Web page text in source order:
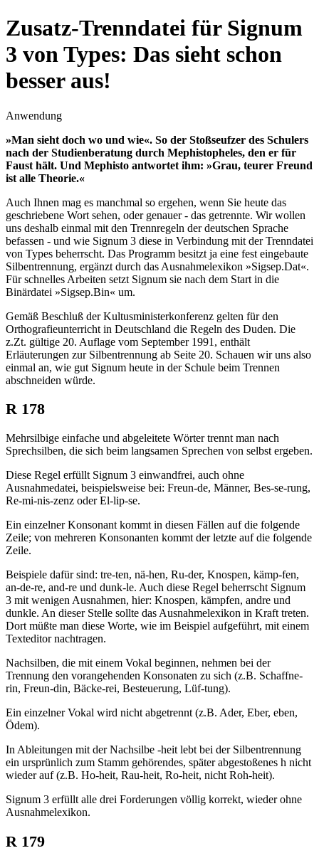
Zusatz-Trenndatei für Signum
3 von Types: Das sieht schon
besser aus!
Anwendung
»Man sieht doch wo und wie«. So der Stoßseufzer des Schulers
nach der Studienberatung durch Mephistopheles, den er für
Faust hält. Und Mephisto antwortet ihm: »Grau, teurer Freund
ist alle Theorie.«
Auch Ihnen mag es manchmal so ergehen, wenn Sie heute das
geschriebene Wort sehen, oder genauer - das getrennte. Wir wollen
uns deshalb einmal mit den Trennregeln der deutschen Sprache
befassen - und wie Signum 3 diese in Verbindung mit der Trenndatei
von Types beherrscht. Das Programm besitzt ja eine fest eingebaute
Silbentrennung, ergänzt durch das Ausnahmelexikon »Sigsep.Dat«.
Für schnelles Arbeiten setzt Signum sie nach dem Start in die
Binärdatei »Sigsep.Bin« um.
Gemäß Beschluß der Kultusministerkonferenz gelten für den
Orthografieunterricht in Deutschland die Regeln des Duden. Die
z.Zt. gültige 20. Auflage vom September 1991, enthält
Erläuterungen zur Silbentrennung ab Seite 20. Schauen wir uns also
einmal an, wie gut Signum heute in der Schule beim Trennen
abschneiden würde.
R 178
Mehrsilbige einfache und abgeleitete Wörter trennt man nach
Sprechsilben, die sich beim langsamen Sprechen von selbst ergeben.
Diese Regel erfüllt Signum 3 einwandfrei, auch ohne
Ausnahmedatei, beispielsweise bei: Freun-de, Männer, Bes-se-rung,
Re-mi-nis-zenz oder El-lip-se.
Ein einzelner Konsonant kommt in diesen Fällen auf die folgende
Zeile; von mehreren Konsonanten kommt der letzte auf die folgende
Zeile.
Beispiele dafür sind: tre-ten, nä-hen, Ru-der, Knospen, kämp-fen,
an-de-re, and-re und dunk-le. Auch diese Regel beherrscht Signum
3 mit wenigen Ausnahmen, hier: Knospen, kämpfen, andre und
dunkle. An dieser Stelle sollte das Ausnahmelexikon in Kraft treten.
Dort müßte man diese Worte, wie im Beispiel aufgeführt, mit einem
Texteditor nachtragen.
Nachsilben, die mit einem Vokal beginnen, nehmen bei der
Trennung den vorangehenden Konsonaten zu sich (z.B. Schaffne-
rin, Freun-din, Bäcke-rei, Besteuerung, Lüf-tung).
Ein einzelner Vokal wird nicht abgetrennt (z.B. Ader, Eber, eben,
Ödem).
In Ableitungen mit der Nachsilbe -heit lebt bei der Silbentrennung
ein ursprünlich zum Stamm gehörendes, später abgestoßenes h nicht
wieder auf (z.B. Ho-heit, Rau-heit, Ro-heit, nicht Roh-heit).
Signum 3 erfüllt alle drei Forderungen völlig korrekt, wieder ohne
Ausnahmelexikon.
R 179